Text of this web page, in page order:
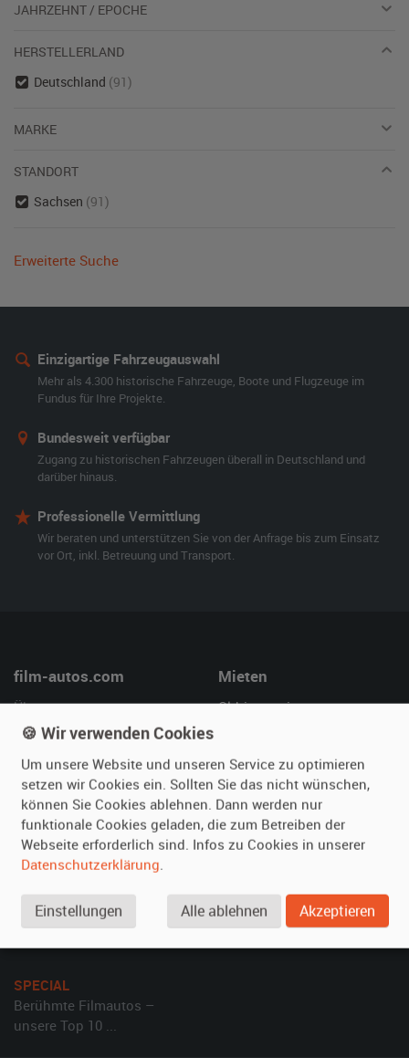
JAHRZEHNT / EPOCHE
HERSTELLERLAND
Deutschland (91)
MARKE
STANDORT
Sachsen (91)
Erweiterte Suche
Einzigartige Fahrzeugauswahl
Mehr als 4.300 historische Fahrzeuge, Boote und Flugzeuge im
Fundus für Ihre Projekte.
Bundesweit verfügbar
Zugang zu historischen Fahrzeugen überall in Deutschland und
darüber hinaus.
Professionelle Vermittlung
Wir beraten und unterstützen Sie von der Anfrage bis zum Einsatz
vor Ort, inkl. Betreuung und Transport.
film-autos.com
Über uns
Leistungen
Referenzen
Kundenmeinungen
Mieten
Oldtimer mieten
Fragen für Mieter
Service
Vermieten
Oldtimer anmelden
Fragen für Vermieter
Hilfe
Kontakt
SPECIAL
Berühmte Filmautos –
unsere Top 10 ...
🍪 Wir verwenden Cookies
Um unsere Website und unseren Service zu optimieren
setzen wir Cookies ein. Sollten Sie das nicht wünschen,
können Sie Cookies ablehnen. Dann werden nur
funktionale Cookies geladen, die zum Betreiben der
Webseite erforderlich sind. Infos zu Cookies in unserer
Datenschutzerklärung.
Einstellungen Alle ablehnen Akzeptieren